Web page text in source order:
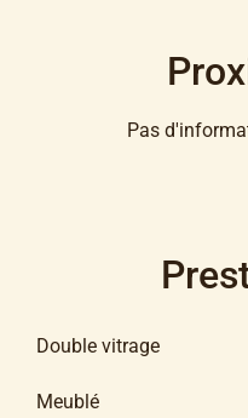
Pas
Double vitrage
Meublé